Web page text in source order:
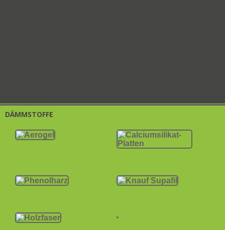
DÄMMSTOFFE